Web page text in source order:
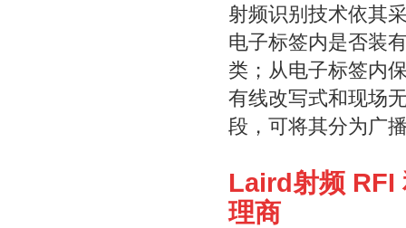
射频识别技术依其
电子标签内是否装
类；从电子标签内
有线改写式和现场
段，可将其分为广
Laird射频 RFI
理商